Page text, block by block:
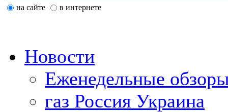
на сайте в интернете
Новости
Еженедельные
газ Россия Украина